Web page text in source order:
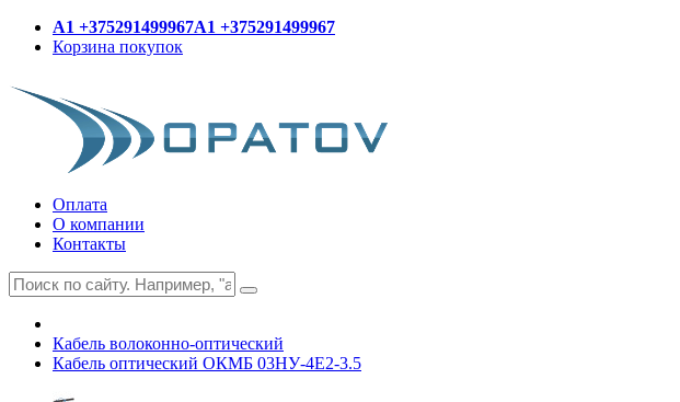
A1 +375291499967A1 +375291499967
Корзина покупок
Оплата
О компании
Контакты
Кабель волоконно-оптический
Кабель оптический ОКМБ 03НУ-4Е2-3.5